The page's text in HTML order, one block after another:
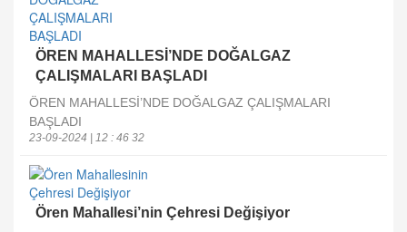
ÖREN MAHALLESİ’NDE DOĞALGAZ
ÇALIŞMALARI BAŞLADI
ÖREN MAHALLESİ’NDE DOĞALGAZ ÇALIŞMALARI
BAŞLADI
23-09-2024 | 12 : 46 32
Ören Mahallesi’nin Çehresi Değişiyor